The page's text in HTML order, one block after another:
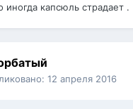
иногда капсюль страдает .
12 апреля 2016